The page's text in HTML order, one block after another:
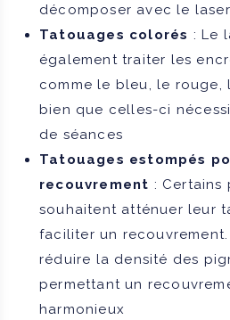
décomposer avec le laser
Tatouages colorés : Le
également traiter les
comme le bleu, le rouge,
bien que celles-ci
de séances
Tatouages estompés
recouvrement : Certains
souhaitent atténuer leur
faciliter un
réduire la densité des
permettant un
harmonieux